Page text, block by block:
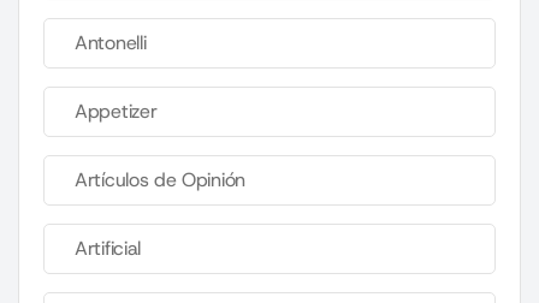
Antonelli
Appetizer
Artículos de Opinión
Artificial